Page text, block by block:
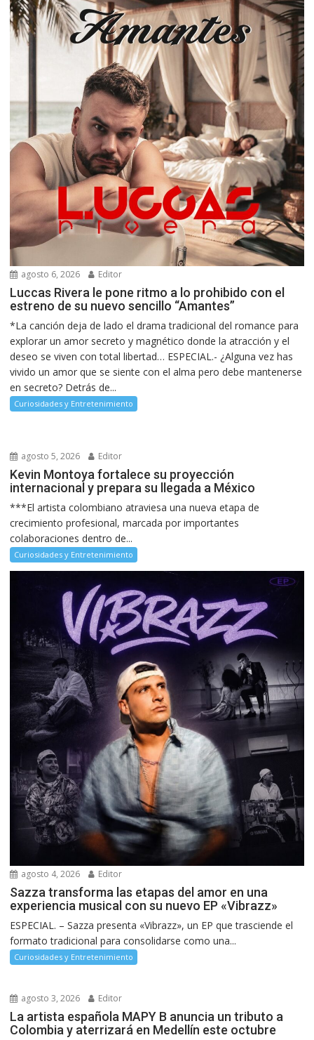
agosto 6, 2026 Editor
Luccas Rivera le pone ritmo a lo prohibido con el
estreno de su nuevo sencillo “Amantes”
*La canción deja de lado el drama tradicional del romance para
explorar un amor secreto y magnético donde la atracción y el
deseo se viven con total libertad… ESPECIAL.- ¿Alguna vez has
vivido un amor que se siente con el alma pero debe mantenerse
en secreto? Detrás de...
Curiosidades y Entretenimiento
agosto 5, 2026 Editor
Kevin Montoya fortalece su proyección
internacional y prepara su llegada a México
***El artista colombiano atraviesa una nueva etapa de
crecimiento profesional, marcada por importantes
colaboraciones dentro de...
Curiosidades y Entretenimiento
agosto 4, 2026 Editor
Sazza transforma las etapas del amor en una
experiencia musical con su nuevo EP «Vibrazz»
ESPECIAL. – Sazza presenta «Vibrazz», un EP que trasciende el
formato tradicional para consolidarse como una...
Curiosidades y Entretenimiento
agosto 3, 2026 Editor
La artista española MAPY B anuncia un tributo a
Colombia y aterrizará en Medellín este octubre